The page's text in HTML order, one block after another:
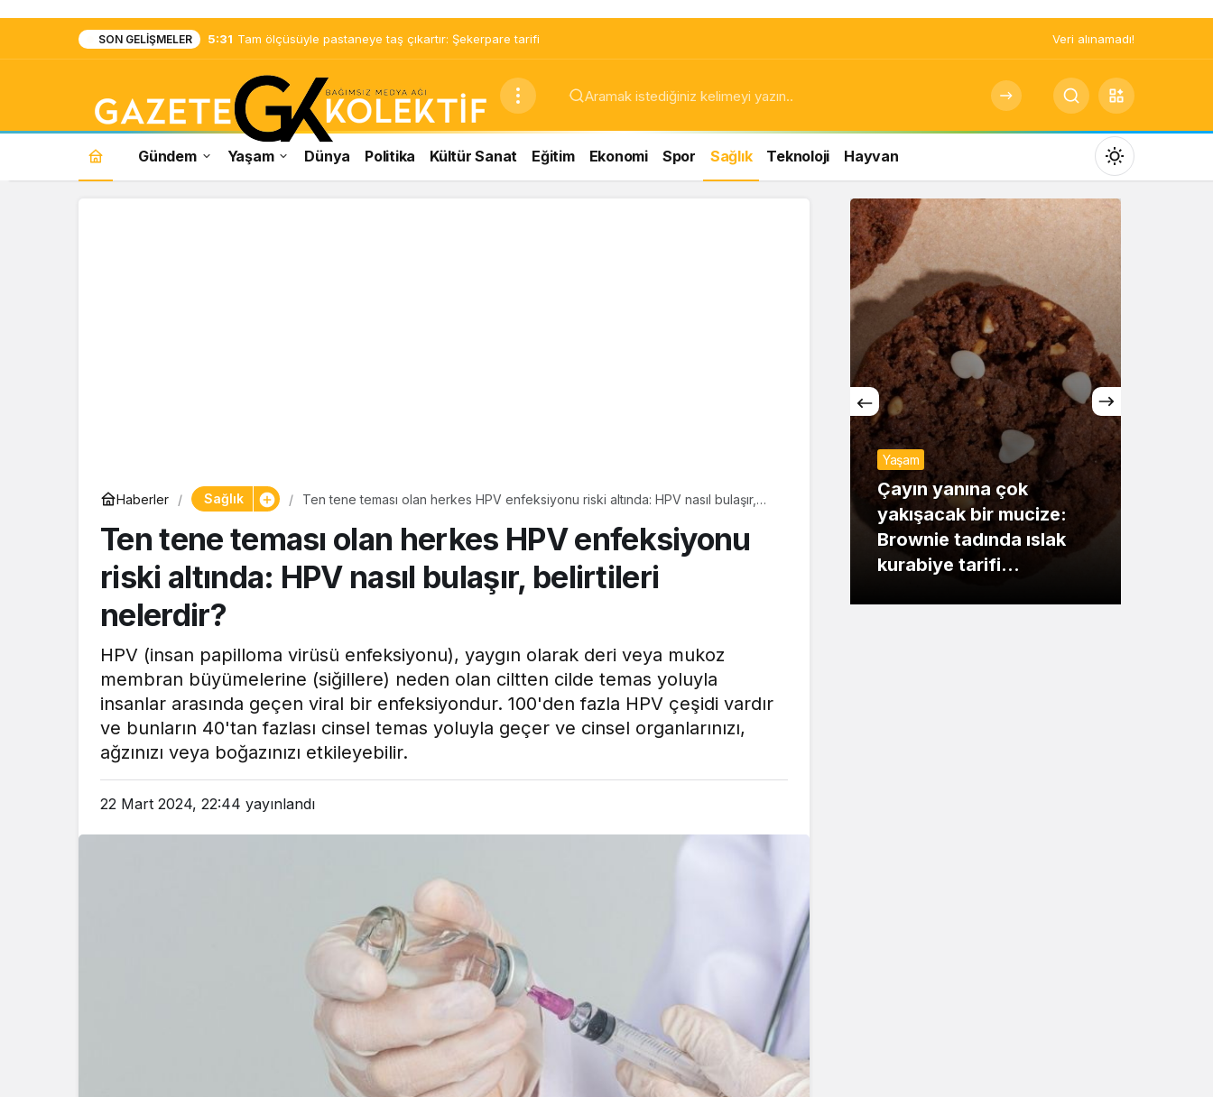
SON GELIŞMELER 5:31 Tam ölçüsüyle pastaneye taş çıkartır: Şekerpare tarifi Veri alınamadı!
Gündem Yaşam Dünya Politika Kültür Sanat Eğitim Ekonomi Spor Sağlık Teknoloji Hayvan
Mod
değiştir
Gündüz Modu
Gündüz modunu seçin.
Gece Modu
Gece modunu seçin.
Sistem Modu
Sistem modunu seçin.
Haberler Sağlık
Ten tene teması olan herkes HPV enfeksiyonu riski altında: HPV nasıl bulaşır,
Ten tene teması olan herkes HPV enfeksiyonu
riski altında: HPV nasıl bulaşır, belirtileri
nelerdir?
HPV (insan papilloma virüsü enfeksiyonu), yaygın olarak deri veya mukoz
membran büyümelerine (siğillere) neden olan ciltten cilde temas yoluyla
insanlar arasında geçen viral bir enfeksiyondur. 100'den fazla HPV çeşidi vardır
ve bunların 40'tan fazlası cinsel temas yoluyla geçer ve cinsel organlarınızı,
ağzınızı veya boğazınızı etkileyebilir.
22 Mart 2024, 22:44 yayınlandı
pastaneye taş çıkartır:
Şekerpare tarifi
Yaşam
Çayın yanına çok
yakışacak bir mucize:
Brownie tadında ıslak
kurabiye tarifi…